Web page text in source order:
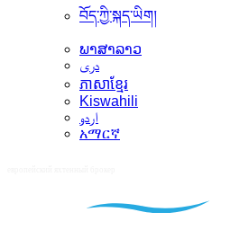
བོད་ཀྱི་སྐད་ཡིག།
ພາສາລາວ
دری
ភាសាខ្មែរ
Kiswahili
اردو
አማርኛ